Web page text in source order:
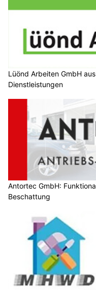
Lüönd Arbeiten GmbH
Dienstleistungen
Antortec GmbH:
Beschattung